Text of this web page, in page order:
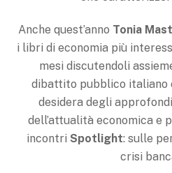
Anche quest’anno Tonia
i libri di economia più
mesi discutendoli
dibattito pubblico italiano
desidera degli
dell’attualità economica e
incontri Spotlight: sulle
crisi